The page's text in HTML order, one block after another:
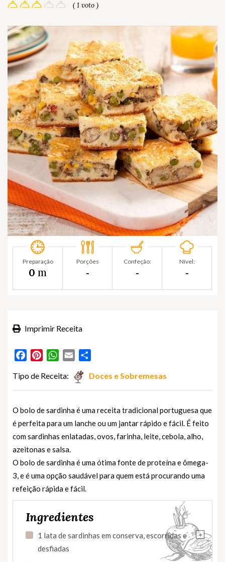
( 1 voto )
Preparação
0 m
Porções
‐
Confeção:
‐
Nível:
‐
Imprimir Receita
FacebookPinterestWhatsApp
Email
Tipo de Receita: Doces e Sobremesas
O bolo de sardinha é uma receita tradicional portuguesa que
é perfeita para um lanche ou um jantar rápido e fácil. É feito
com sardinhas enlatadas, ovos, farinha, leite, cebola, alho,
azeitonas e salsa.
O bolo de sardinha é uma ótima fonte de proteína e ômega-
3, e é uma opção saudável para quem está procurando uma
refeição rápida e fácil.
Ingredientes
+
1 lata de sardinhas em conserva, escorridas e
desfiadas